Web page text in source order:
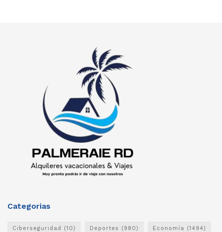
Categorias
Ciberseguridad (10) Deportes (980) Economía (1494)